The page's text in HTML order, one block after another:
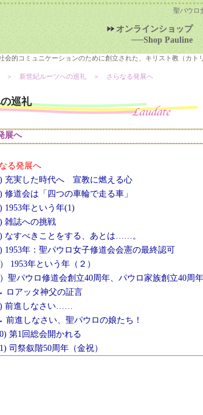
聖パウロ
オンラインショップ
──Shop Pauline
会的コミュニケーションのために創立された、キリスト教（カト
＞ 新世紀ルーツへの巡礼 ＞ さらなる発展へ
巡礼
展へ
る発展へ
充実した時代へ 宣教に燃える心
修道会は「四つの車輪で走る車」
1953年という年(1)
雑誌への挑戦
なすべきことをする、あとは……。
1953年：聖パウロ女子修道会会憲の最終認可
1953年という年（２）
聖パウロ修道会創立40周年、パウロ家族創立40周年
ロアッタ神父の証言
前進しなさい……
前進しなさい、聖パウロの娘たち！
第1回総会開かれる
司祭叙階50周年（金祝）